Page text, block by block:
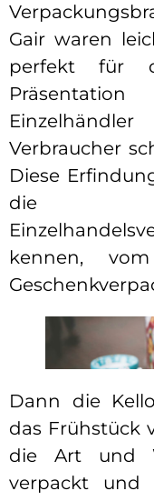
Gair waren
perfekt für
Verbraucher
Diese
die
kennen,
Dann die
das Frühstück
die Art und
verpackt und